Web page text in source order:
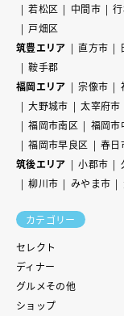
若松区
中間市
戸畑区
筑豊エリア
直方市
鞍手郡
福岡エリア
宗像市
大野城市
太宰府市
福岡市南区
福岡市
福岡市早良区
春日
筑後エリア
小郡市
柳川市
みやま市
カテゴリー
セレクト
ディナー
グルメその他
ショップ